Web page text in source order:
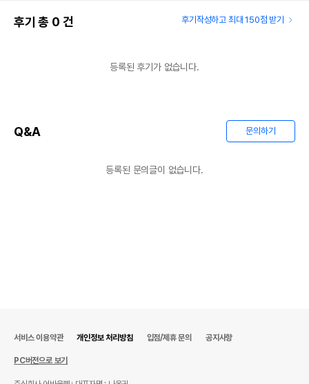
후기 총 0 건 후기작성하고 최대 150점 받기
등록된 후기가 없습니다.
Q&A 문의하기
등록된 문의글이 없습니다.
서비스 이용약관 개인정보 처리방침 입점/제휴 문의 공지사항
PC버전으로 보기